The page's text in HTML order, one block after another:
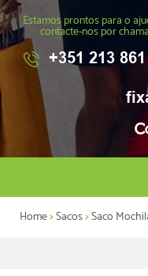
Estamos prontos para o
contacte-nos por
+351 213 861
Home>Sacos>Saco